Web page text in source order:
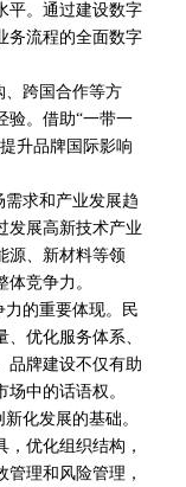
平。通过建设数字
务流程的全面数字
、跨国合作等方
验。借助“一带一
升品牌国际影响
求和产业发展趋
发展高新技术产业
源、新材料等领
竞争力。
的重要体现。民
优化服务体系、
品牌建设不仅有助
中的话语权。
化发展的基础。
优化组织结构，
理和风险管理，